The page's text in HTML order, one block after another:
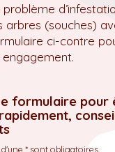
problème
arbres (souches)
ci-contre
formulaire pour
d'une * sont obligatoires